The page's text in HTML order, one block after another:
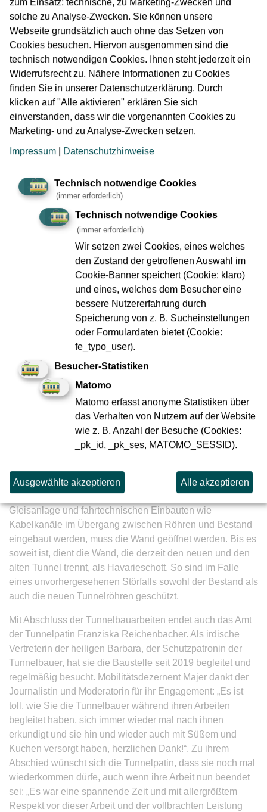
Abschlag in kleinteiligen Arbeitsschritten entfernt.
Anschließend wird der entstandene Hohlraum mit
Bewehrungsmatten aus Stahl und Spritzbeton, der
sogenannten Außenschale gesichert, bevor der nächste
Abschlag ausgebrochen wird. So entstanden nach und
nach die beiden Tunnelröhren bis zur Betonwand des
Bestandsbauwerks.
Nach Abschluss des bergmännischen Vortriebs mussten
die Tunnelbauer die sogenannte Tunnelinnenschale
Tunnelaußenschale eine zweite Schale eingebaut. Dafür
Bewehrungsstahl eingebaut, diese wurden anschließend
in Etappen betoniert. Bei der Schalung handelt es sich
sozusagen um die Gussform für den Beton und die
Bewehrung aus Stahl erhöht die Tragfähigkeit des Betons.
So erhielt der bergmännische Tunnel seine endgültige
Innenwand, die dem Tunneldurchmesser des maschinell
gebauten Tunnels entspricht.
Mit der Tunnelinnenschale wurde zudem eine aufwändige
Übergangskonstruktion hergestellt, die die neuen
Tunnelröhren mit dem alten Bestandsbauwerk aus den
1990er Jahren verbindet – eine besondere technische
Herausforderung, denn diese anspruchsvolle Konstruktion
sorgt dafür, dass der Übergang zwischen den beiden
Bauwerken gegen das anstehende Grundwasser
abgedichtet ist und kein Wasser eindringt.
Bestandswand als Harvarieschott & Tunnelpatin Franziska
Ein Durchschlag zum Bestandstunnel wird erst zu einem
späteren Zeitpunkt erfolgen, denn erst wenn die
Gleisanlage und fahrtechnischen Einbauten wie
Kabelkanäle im Übergang zwischen Röhren und Bestand
eingebaut werden, muss die Wand geöffnet werden. Bis es
soweit ist, dient die Wand, die derzeit den neuen und den
alten Tunnel trennt, als Havarieschott. So sind im Falle
eines unvorhergesehenen Störfalls sowohl der Bestand als
auch die neuen Tunnelröhren geschützt.
Mit Abschluss der Tunnelbauarbeiten endet auch das Amt
der Tunnelpatin Franziska Reichenbacher. Als irdische
Vertreterin der heiligen Barbara, der Schutzpatronin der
Tunnelbauer, hat sie die Baustelle seit 2019 begleitet und
regelmäßig besucht. Mobilitätsdezernent Majer dankt der
Journalistin und Moderatorin für ihr Engagement: „Es ist
toll, wie Sie die Tunnelbauer während ihren Arbeiten
begleitet haben, sich immer wieder mal nach ihnen
erkundigt und sie hin und wieder auch mit Süßem und
Kuchen versorgt haben, herzlichen Dank!“. Zu ihrem
Abschied wünscht sich die Tunnelpatin, dass sie noch mal
wiederkommen dürfe, auch wenn ihre Arbeit nun beendet
sei: „Es war eine spannende Zeit und mit allergrößtem
Respekt vor dieser Arbeit und der vollbrachten Leistung
zum Einsatz: technische, zu Marketing-Zwecken und
solche zu Analyse-Zwecken. Sie können unsere
Webseite grundsätzlich auch ohne das Setzen von
Cookies besuchen. Hiervon ausgenommen sind die
technisch notwendigen Cookies. Ihnen steht jederzeit ein
Widerrufsrecht zu. Nähere Informationen zu Cookies
finden Sie in unserer Datenschutzerklärung. Durch
klicken auf "Alle aktivieren" erklären Sie sich
einverstanden, dass wir die vorgenannten Cookies zu
Marketing- und zu Analyse-Zwecken setzen.
Impressum
Datenschutzhinweise
Technisch notwendige Cookies
(immer erforderlich)
Technisch notwendige Cookies
(immer erforderlich)
Wir setzen zwei Cookies, eines welches
den Zustand der getroffenen Auswahl im
Cookie-Banner speichert (Cookie: klaro)
und eines, welches dem Besucher eine
bessere Nutzererfahrung durch
Speicherung von z. B. Sucheinstellungen
oder Formulardaten bietet (Cookie:
fe_typo_user).
Besucher-Statistiken
Matomo
Matomo erfasst anonyme Statistiken über
das Verhalten von Nutzern auf der Website
wie z. B. Anzahl der Besuche (Cookies:
_pk_id, _pk_ses, MATOMO_SESSID).
Ausgewählte akzeptieren Alle akzeptieren